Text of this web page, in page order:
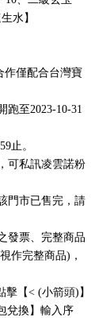
水】
作僅配合台灣寶
跑至2023-10-31
止。
可私訊凌雲諾粉
門市已售完，請
發票、完整商品
作完整商品)，
【< (小箭頭)】
兌換】輸入序